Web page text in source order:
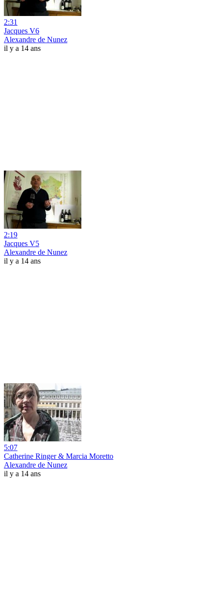
2:31
Jacques V6
Alexandre de Nunez
il y a 14 ans
2:19
Jacques V5
Alexandre de Nunez
il y a 14 ans
5:07
Catherine Ringer & Marcia Moretto
Alexandre de Nunez
il y a 14 ans